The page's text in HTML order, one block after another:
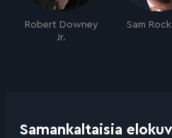
Robert Downey
Jr.
Sam
Samankaltaisia